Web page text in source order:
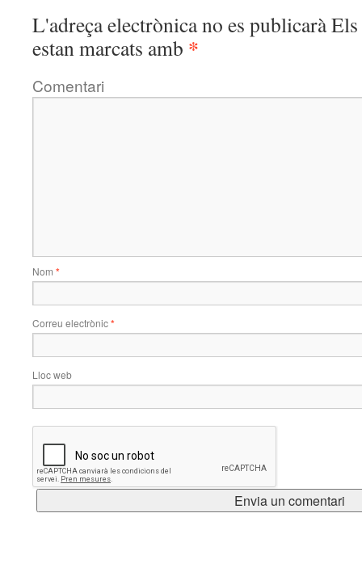
L'adreça electrònica no es publicaràEls
estan marcats amb *
Comentari
Nom *
Correu electrònic*
Lloc web